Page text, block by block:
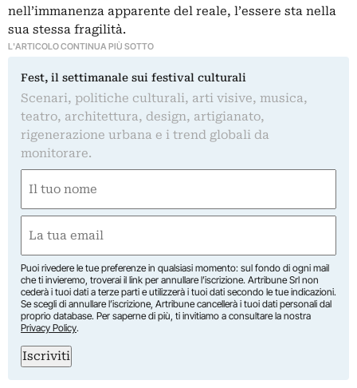
nell’immanenza apparente del reale, l’essere sta nella
sua stessa fragilità.
L'ARTICOLO CONTINUA PIÙ SOTTO
Fest, il settimanale sui festival culturali
Scenari, politiche culturali, arti visive, musica,
teatro, architettura, design, artigianato,
rigenerazione urbana e i trend globali da
monitorare.
(Required)
First
(Required)
Puoi rivedere le tue preferenze in qualsiasi momento: sul fondo di ogni mail
che ti invieremo, troverai il link per annullare l’iscrizione. Artribune Srl non
cederà i tuoi dati a terze parti e utilizzerà i tuoi dati secondo le tue indicazioni.
Se scegli di annullare l’iscrizione, Artribune cancellerà i tuoi dati personali dal
proprio database. Per saperne di più, ti invitiamo a consultare la nostra
Privacy Policy.
Iscriviti